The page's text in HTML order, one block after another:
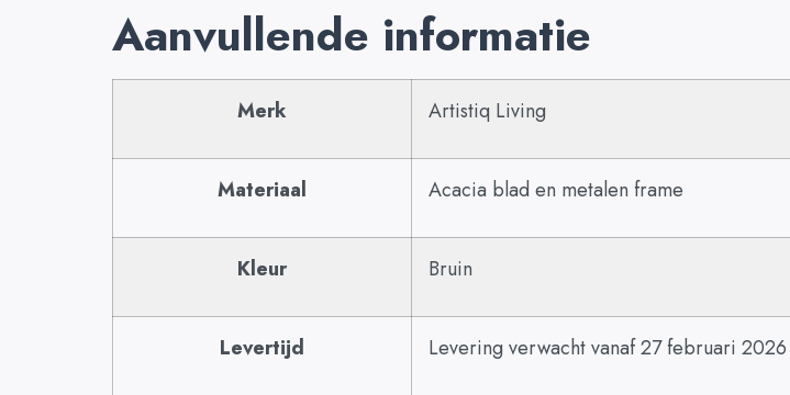
Aanvullende informatie
Merk Artistiq Living
Materiaal Acacia blad en metalen frame
Kleur Bruin
Levertijd Levering verwacht vanaf 27 februari 2026